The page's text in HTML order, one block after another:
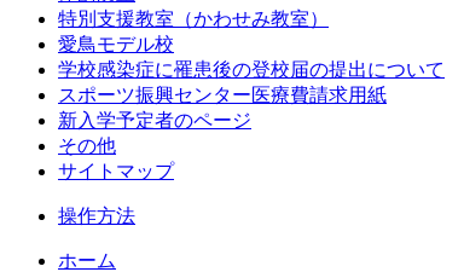
特別支援教室（かわせみ教室）
愛鳥モデル校
学校感染症に罹患後の登校届の提出について
スポーツ振興センター医療費請求用紙
新入学予定者のページ
その他
サイトマップ
操作方法
ホーム